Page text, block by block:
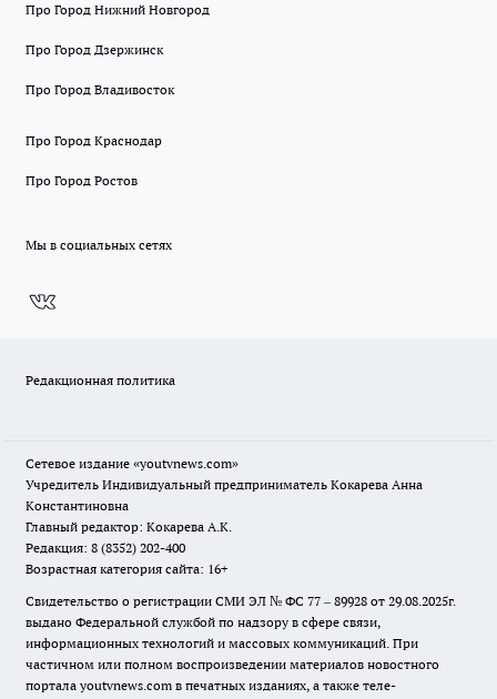
Про Город Нижний Новгород
Про Город Дзержинск
Про Город Владивосток
Про Город Краснодар
Про Город Ростов
Мы в социальных сетях
Редакционная политика
Сетевое издание «youtvnews.com»
Учредитель Индивидуальный предприниматель Кокарева Анна
Константиновна
Главный редактор: Кокарева А.К.
Редакция: 8 (8352) 202-400
Возрастная категория сайта: 16+
Свидетельство о регистрации СМИ ЭЛ № ФС 77 – 89928 от 29.08.2025г.
выдано Федеральной службой по надзору в сфере связи,
информационных технологий и массовых коммуникаций. При
частичном или полном воспроизведении материалов новостного
портала youtvnews.com в печатных изданиях, а также теле-